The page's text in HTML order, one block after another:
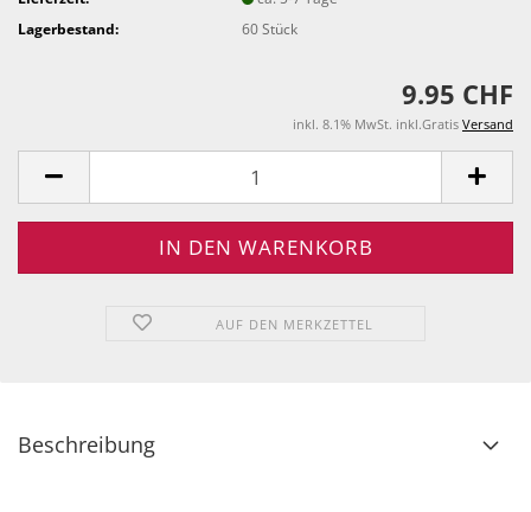
Lagerbestand:
60Stück
9.95 CHF
inkl. 8.1% MwSt. inkl.Gratis Versand
AUF DEN MERKZETTEL
Beschreibung